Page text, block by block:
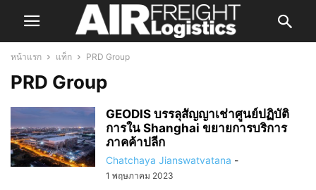
หน้าแรก แท็ก PRD Group
PRD Group
GEODIS บรรลุสัญญาเช่าศูนย์ปฏิบัติ
การใน Shanghai ขยายการบริการ
ภาคค้าปลีก
Chatchaya Jianswatvatana -
1 พฤษภาคม 2023